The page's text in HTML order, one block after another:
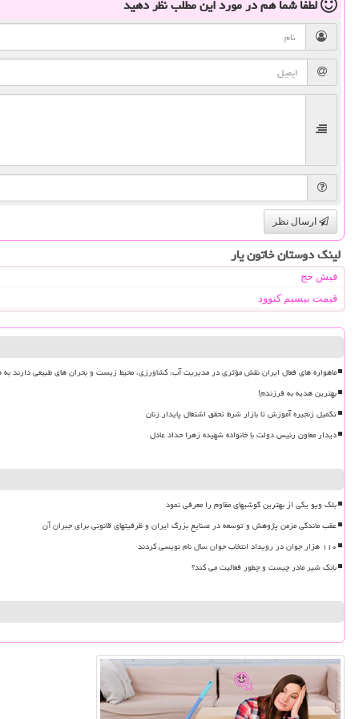
لطفا شما همدر مورد این مطلبنظر دهید
ارسال نظر
لینک دوستان خاتون یار
فیش حج
قیمت بیسیم کنوود
ماهواره های فعال ایران نقش مؤثری در مدیریت آب، کشاورزی، محیط زیست و بحران های طبیعی دارند به
بهترین هدیه به فرزندم!
تکمیل زنجیره آموزش تا بازار شرط تحقق اشتغال پایدار زنان
دیدار معاون رئیس دولت با خانواده شهیده زهرا حداد عادل
بلک ویو یکی از بهترین گوشیهای مقاوم را معرفی نمود
عقب ماندگی مزمن پژوهش و توسعه در صنایع بزرگ ایران و ظرفیتهای قانونی برای جبران آن
۱۱۰ هزار جوان در رویداد انتخاب جوان سال نام نویسی کردند
بانک شیر مادر چیست و چطور فعالیت می کند؟